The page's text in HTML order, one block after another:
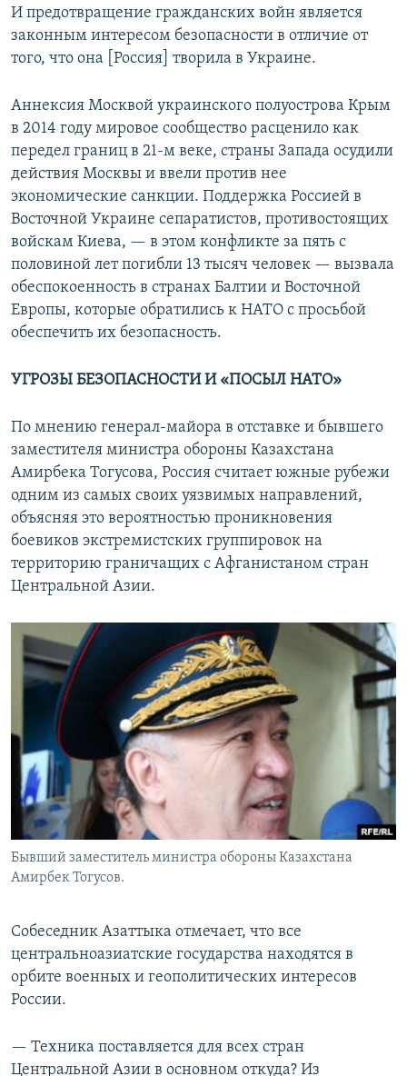
И предотвращение гражданских войн является
законным интересом безопасности в отличие от
того, что она [Россия] творила в Украине.
Аннексия Москвой украинского полуострова Крым
в 2014 году мировое сообщество расценило как
передел границ в 21-м веке, страны Запада осудили
действия Москвы и ввели против нее
экономические санкции. Поддержка Россией в
Восточной Украине сепаратистов, противостоящих
войскам Киева, — в этом конфликте за пять с
половиной лет погибли 13 тысяч человек — вызвала
обеспокоенность в странах Балтии и Восточной
Европы, которые обратились к НАТО с просьбой
обеспечить их безопасность.
УГРОЗЫ БЕЗОПАСНОСТИ И «ПОСЫЛ НАТО»
По мнению генерал-майора в отставке и бывшего
заместителя министра обороны Казахстана
Амирбека Тогусова, Россия считает южные рубежи
одним из самых своих уязвимых направлений,
объясняя это вероятностью проникновения
боевиков экстремистских группировок на
территорию граничащих с Афганистаном стран
Центральной Азии.
Бывший заместитель министра обороны Казахстана
Амирбек Тогусов.
Собеседник Азаттыка отмечает, что все
центральноазиатские государства находятся в
орбите военных и геополитических интересов
России.
— Техника поставляется для всех стран
Центральной Азии в основном откуда? Из